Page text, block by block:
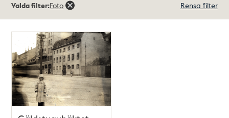
träffar
Valda filter:Foto Rensa filter